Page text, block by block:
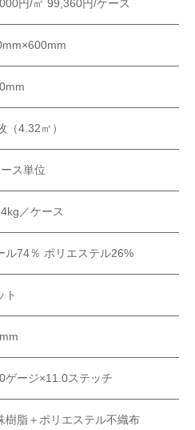
円/㎡ 99,360円/ケース
（4.32㎡）
ス単位
／ケース
ル74％ ポリエステル26%
ト
ゲージ×11.0ステッチ
樹脂＋ポリエステル不織布